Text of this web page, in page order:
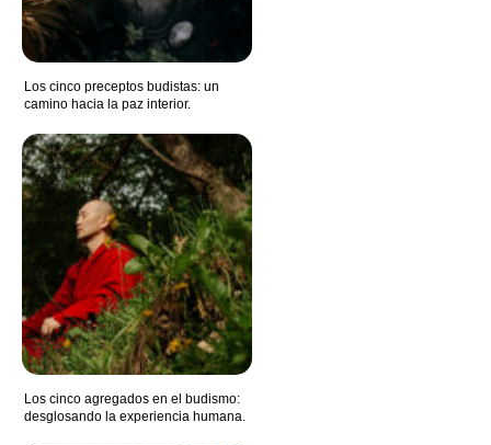
Los cinco preceptos budistas: un
camino hacia la paz interior.
Los cinco agregados en el budismo:
desglosando la experiencia humana.